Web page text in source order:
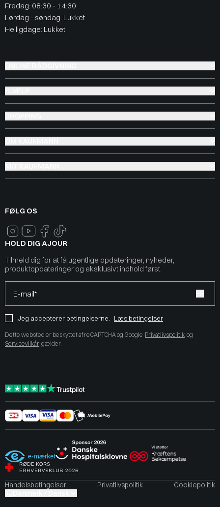
Fredag: 08:30 - 14:30
Lørdag - søndag: Lukket
Helligdage: Lukket
FØLG OS
HOLD DIG AJOUR
Tilmeld dig for at få ugentlige opdateringer, nyheder,
produktopdateringer og eksklusivt indhold først.
E-mail*
Jeg accepterer betingelserne. Læs betingelser
Dette websted er beskyttet af reCAPTCHA og Google Privatlivspolitik og
Servicevilkår gælder.
Handelsbetingelser Privatlivspolitik
Cookiepolitik